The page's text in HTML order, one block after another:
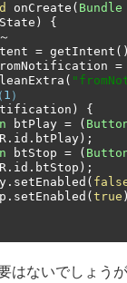
onCreate ( Bundle
)
{
= getIntent
=
(
）
)
{
btPlay = (
R . id . btPlay );
btStop = (
R . id . btStop );
. setEnabled (
. setEnabled ( true
はないでしょう